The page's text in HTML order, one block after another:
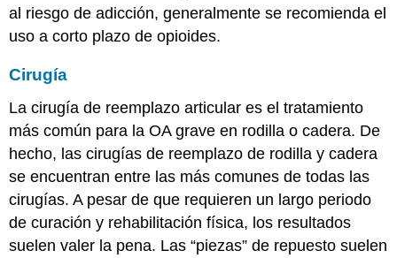
al riesgo de adicción, generalmente se recomienda el
uso a corto plazo de opioides.
Cirugía
La cirugía de reemplazo articular es el tratamiento
más común para la OA grave en rodilla o cadera. De
hecho, las cirugías de reemplazo de rodilla y cadera
se encuentran entre las más comunes de todas las
cirugías. A pesar de que requieren un largo periodo
de curación y rehabilitación física, los resultados
suelen valer la pena. Las “piezas” de repuesto suelen